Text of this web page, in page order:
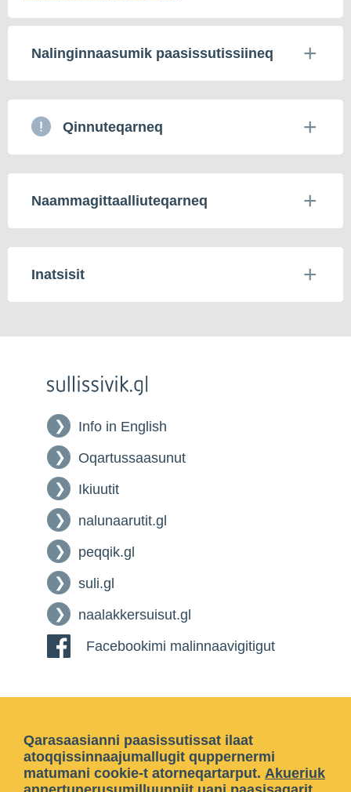
Nalinginnaasumik paasissutissiineq
Qinnuteqarneq
Naammagittaalliuteqarneq
Inatsisit
Info in English
Oqartussaasunut
Ikiuutit
nalunaarutit.gl
peqqik.gl
suli.gl
naalakkersuisut.gl
Facebookimi malinnaavigitigut
Qarasaasianni paasissutissat ilaat
atoqqissinnaajumallugit quppernermi
matumani cookie-t atorneqartarput. Akueriuk